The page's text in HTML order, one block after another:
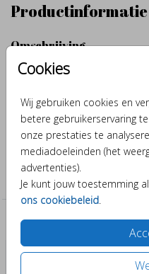
Cookies
Wij gebruiken cookies en
betere gebruikerservaring
onze prestaties te
mediadoeleinden (het
advertenties).
Je kunt jouw toestemming
ons cookiebeleid
Productinformatie
Omschrijving
Hoe leuk is het om de envelop
aanpassen door een ander
hij helemaal aansluit bij de stijl
Collectie
Sluitzegels
Past er leuk bij